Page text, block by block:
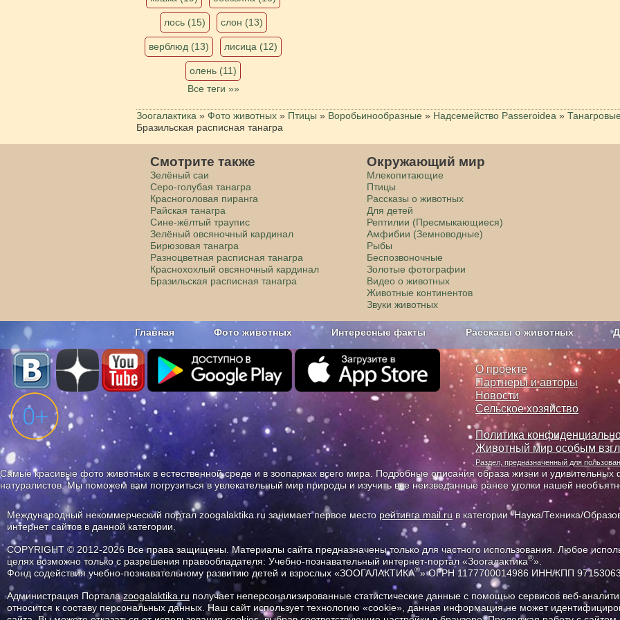
лось (15) слон (13)
верблюд (13) лисица (12)
олень (11)
Все теги »»
Зоогалактика » Фото животных » Птицы » Воробьинообразные » Надсемейство Passeroidea »
Бразильская расписная танагра
Смотрите также
Зелёный саи
Серо-голубая танагра
Красноголовая пиранга
Райская танагра
Сине-жёлтый траупис
Зелёный овсяночный кардинал
Бирюзовая танагра
Разноцветная расписная танагра
Краснохохлый овсяночный кардинал
Бразильская расписная танагра
Окружающий мир
Млекопитающие
Птицы
Рассказы о животных
Для детей
Рептилии (Пресмыкающиеся)
Амфибии (Земноводные)
Рыбы
Беспозвоночные
Золотые фотографии
Видео о животных
Животные континентов
Звуки животных
Главная Фото животных Интересные факты Рассказы о животных
Наши приложения. Бесплатно и без рекламы О проекте
О проекте
Партнеры и авторы
Новости
Сельское хозяйство
Политика
Животный мир особым
Раздел, предназначенный для
Самые красивые фото животных в естественной среде и в зоопарках всего мира. Подробные описания образа жизни и
натуралистов. Мы поможем вам погрузиться в увлекательный мир природы и изучить все неизведанные ранее уголки нашей
Международный некоммерческий портал zoogalaktika.ru занимает первое место рейтинга mail.ru в категории "Наука/Техника/
интернет сайтов в данной категории.
COPYRIGHT © 2012-2026 Все права защищены. Материалы сайта предназначены только для частного использования. Любое
целях возможно только с разрешения правообладателя: Учебно-познавательный интернет-портал «Зоогалактика®».
Фонд содействия учебно-познавательному развитию детей и взрослых «ЗООГАЛАКТИКА®» ОГРН 1177700014986 ИНН/КПП
Администрация Порталаzoogalaktika.ru получает неперсонализированные статистические данные с помощью сервисов веб-
относится к составу персональных данных. Наш сайт использует технологию «cookie», данная информация не может